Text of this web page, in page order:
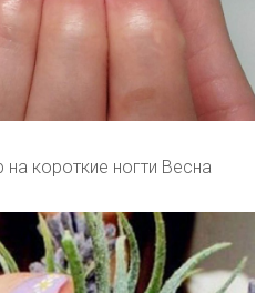
короткие ногти Весна